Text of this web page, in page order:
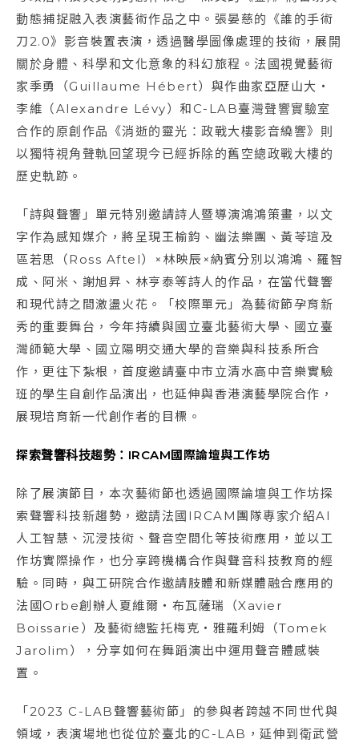
動態捕捉融入表演藝術作品之中。張晏慈的《誰的手術
刀2.0》影音裝置表演，透過醫學圖像處理的技術，展開
關於身體、科學和文化意象的科幻旅程。法國視覺藝術
家季勇（Guillaume Hébert）與作曲家亞歷山大・
李維（Alexandre Lévy）和C-LAB臺灣聲響實驗室
合作的原創作品《消逝的靈光：政戰大樓影音繞響》則
以獨特視角聲軌回望現今已經拆除的舊空總政戰大樓的
歷史軌跡。
「詩與聲響」單元特別邀請詩人暨導演鴻鴻策畫，以文
字作為感知媒介，將呈現王榆鈞、幽法樂團、黃苓瑄及
區若思（Ross Aftel）×林映辰×納賓分別以鴻鴻、羅智
成、阿米、謝旭昇、林亨泰等詩人的作品，在當代聲響
和現代詩之間激盪火花。「校際單元」為藝術節孕育新
秀的重要舞台，今年持續與國立臺北藝術大學、國立臺
灣師範大學、國立陽明交通大學的音樂與科技系所合
作，更往下紮根，首度邀請臺中市立清水高中音樂實驗
班的學生自創作品演出，也延伸與香港演藝學院合作，
展現培育新一代創作者的目標。
探索聲響科技趨勢：IRCAM國際論壇與工作坊
除了展演節目，本次藝術節也透過國際論壇與工作坊探
索聲響科技新趨勢，邀請法國IRCAM團隊專家介紹AI
人工智慧、沉浸技術、聲音空間化等技術應用，並以工
作坊實際操作，也分享跨機構合作與聲音科技教育的經
驗。同時，與工研院合作邀請肢體和新媒體融合應用的
法國Orbe創辦人夏維爾・布瓦薩瑞（Xavier
Boissarie）及藝術總監托梅克・雅羅利姆（Tomek
Jarolim），分享如何在舞蹈演出中運用聲音體感裝
置。
「2023 C-LAB聲響藝術節」的參與者跨越不同世代與
領域，表演場地也從位於臺北的C-LAB，延伸到衛武營